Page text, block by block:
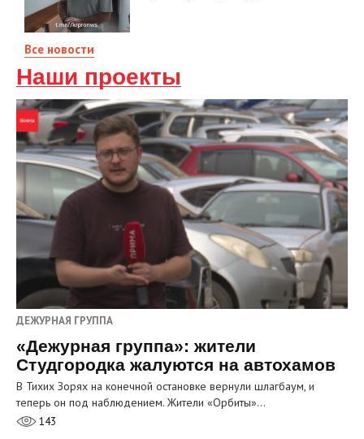
Все новости
Наши проекты
ДЕЖУРНАЯ ГРУППА
«Дежурная группа»: жители
Студгородка жалуются на автохамов
В Тихих Зорях на конечной остановке вернули шлагбаум, и
теперь он под наблюдением. Жители «Орбиты»…
143